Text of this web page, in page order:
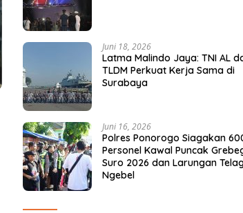
Juni 18, 2026
Latma Malindo Jaya: TNI AL
TLDM Perkuat Kerja Sama di
Surabaya
Juni 16, 2026
Polres Ponorogo Siagakan
Personel Kawal Puncak
Suro 2026 dan Larungan
Ngebel